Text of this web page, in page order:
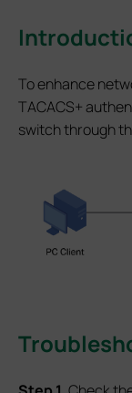
To enhance
TACACS+
switch through